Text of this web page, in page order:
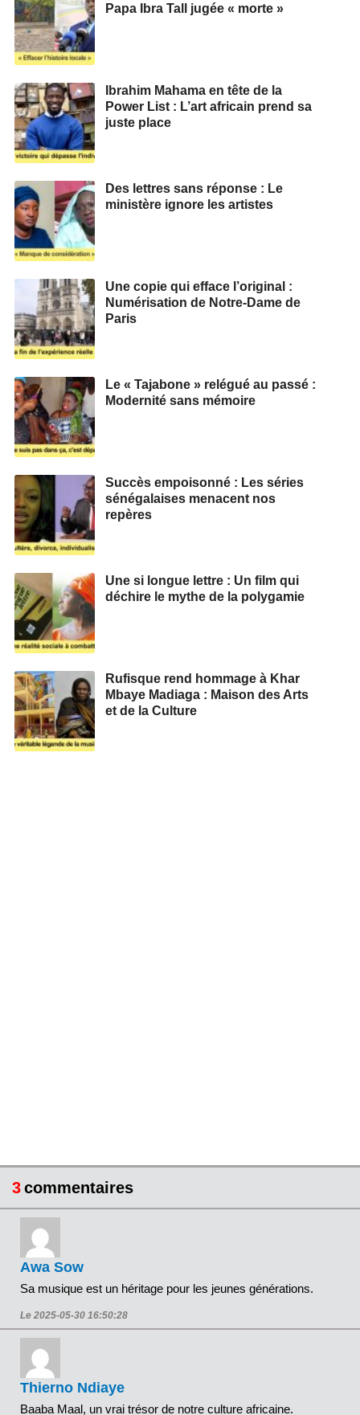
Papa Ibra Tall jugée « morte »
Ibrahim Mahama en tête de la
Power List : L’art africain prend sa
juste place
Des lettres sans réponse : Le
ministère ignore les artistes
Une copie qui efface l’original :
Numérisation de Notre-Dame de
Paris
Le « Tajabone » relégué au passé :
Modernité sans mémoire
Succès empoisonné : Les séries
sénégalaises menacent nos
repères
Une si longue lettre : Un film qui
déchire le mythe de la polygamie
Rufisque rend hommage à Khar
Mbaye Madiaga : Maison des Arts
et de la Culture
3commentaires
Awa Sow
Sa musique est un héritage pour les jeunes générations.
Le 2025-05-30 16:50:28
Thierno Ndiaye
Baaba Maal, un vrai trésor de notre culture africaine.